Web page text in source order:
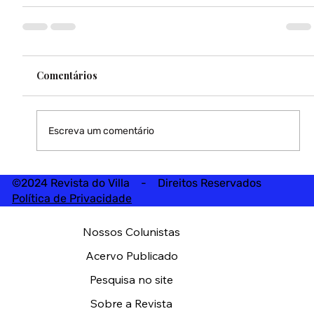
Comentários
Escreva um comentário
©2024 Revista do Villa - Direitos Reservados
Política de Privacidade
Nossos Colunistas
Acervo Publicado
Pesquisa no site
Sobre a Revista